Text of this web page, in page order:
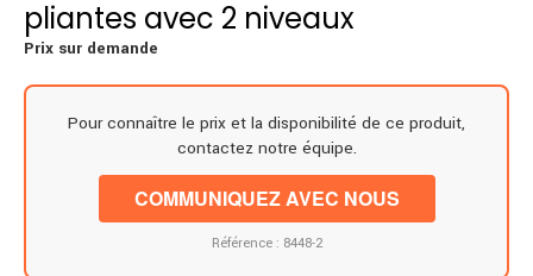
pliantes avec 2 niveaux
Prix sur demande
Pour connaître le prix et la disponibilité de ce produit,
contactez notre équipe.
COMMUNIQUEZ AVEC NOUS
Référence : 8448-2